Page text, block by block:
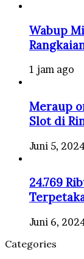
Wabup
1 jam ago
Meraup
Slot di
Juni 5,
24.769
Juni 6,
Categories